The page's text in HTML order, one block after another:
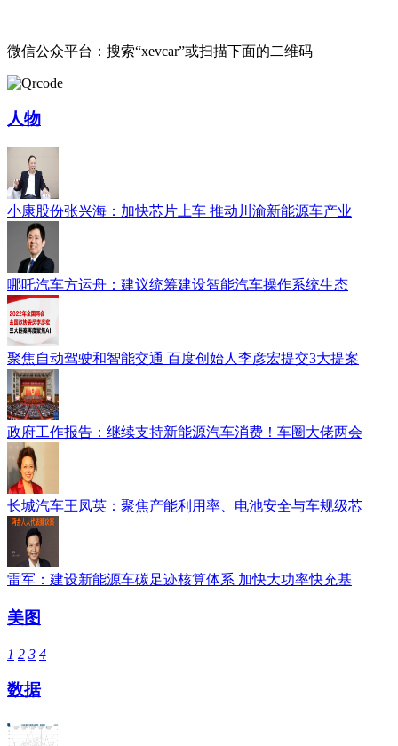
微信公众平台：搜索“xevcar”或扫描下面的二维码
人物
小康股份张兴海：加快芯片上车 推动川渝新能源车产业
哪吒汽车方运舟：建议统筹建设智能汽车操作系统生态
聚焦自动驾驶和智能交通 百度创始人李彦宏提交3大提案
政府工作报告：继续支持新能源汽车消费！车圈大佬两会
长城汽车王凤英：聚焦产能利用率、电池安全与车规级芯
雷军：建设新能源车碳足迹核算体系 加快大功率快充基
美图
1 2 3 4
数据